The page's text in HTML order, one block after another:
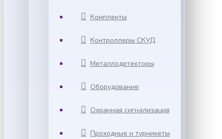
Комплекты
Контроллеры СКУД
Металлодетекторы
Оборудование
Охранная сигнализация
Проходные и турникеты